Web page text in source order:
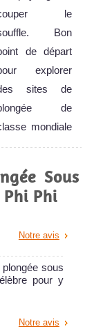
le
Bon
de départ
explorer
sites de
de
mondiale
la Mer
Phi Phi Avis
la plongée
Sous
Phi
Notre avis
sous
pour y
Notre avis